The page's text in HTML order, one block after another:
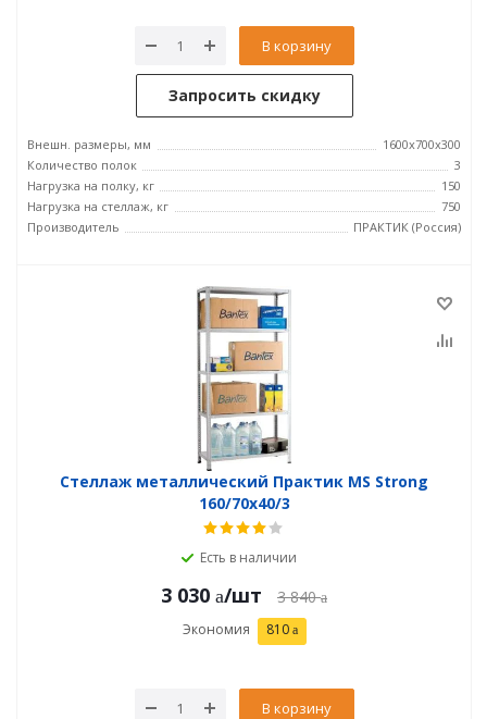
В корзину
Запросить скидку
Внешн. размеры, мм
1600x700x300
Количество полок
3
Нагрузка на полку, кг
150
Нагрузка на стеллаж, кг
750
Производитель
ПРАКТИК (Россия)
Стеллаж металлический Практик MS Strong
160/70x40/3
Есть в наличии
3 030 /шт 3 840
Экономия 810
В корзину